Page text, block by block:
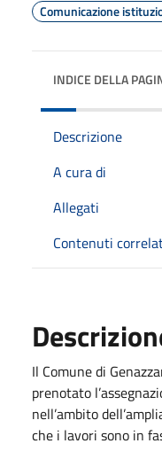
Comunicazione
INDICE DELLA
Descrizione
A cura di
Allegati
Contenuti
Il Comune di
prenotato
nell’ambito
che i lavori sono in